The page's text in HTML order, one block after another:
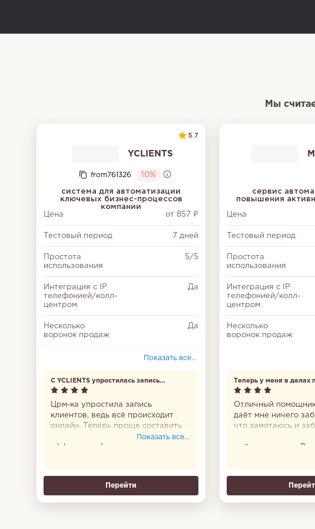
Мы
5.7
YCLIENTS
from761326 10%
система для автоматизации
ключевых бизнес-процессов
компании
Цена
от 857 ₽
Тестовый период 7 дней
Простота
использования
5/5
Интеграция с IP
телефонией/колл-
центром
Да
Несколько
воронок продаж
Да
программ
Да
Настройка
доступа
федеральному
Отчеты Да
Показать все...
С YCLIENTS упростилась запись
клиентов
Црм-ка упростила запись
клиентов, ведь всё происходит
онлайн. Теперь проще составить
график и сделать работу
эффективней.
Показать все...
Перейти
сервис
повышения
Цена
Тестовый период
Простота
использования
Интеграция с IP
телефонией/колл-
центром
Несколько
воронок продаж
Теперь у меня в делах
Отличный
даёт мне ничего
что замотаюсь и
удобно, что
мобильное есть.